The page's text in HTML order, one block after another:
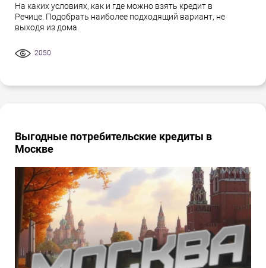
На каких условиях, как и где можно взять кредит в
Речице. Подобрать наиболее подходящий вариант, не
выходя из дома.
2050
Выгодные потребительские кредиты в
Москве